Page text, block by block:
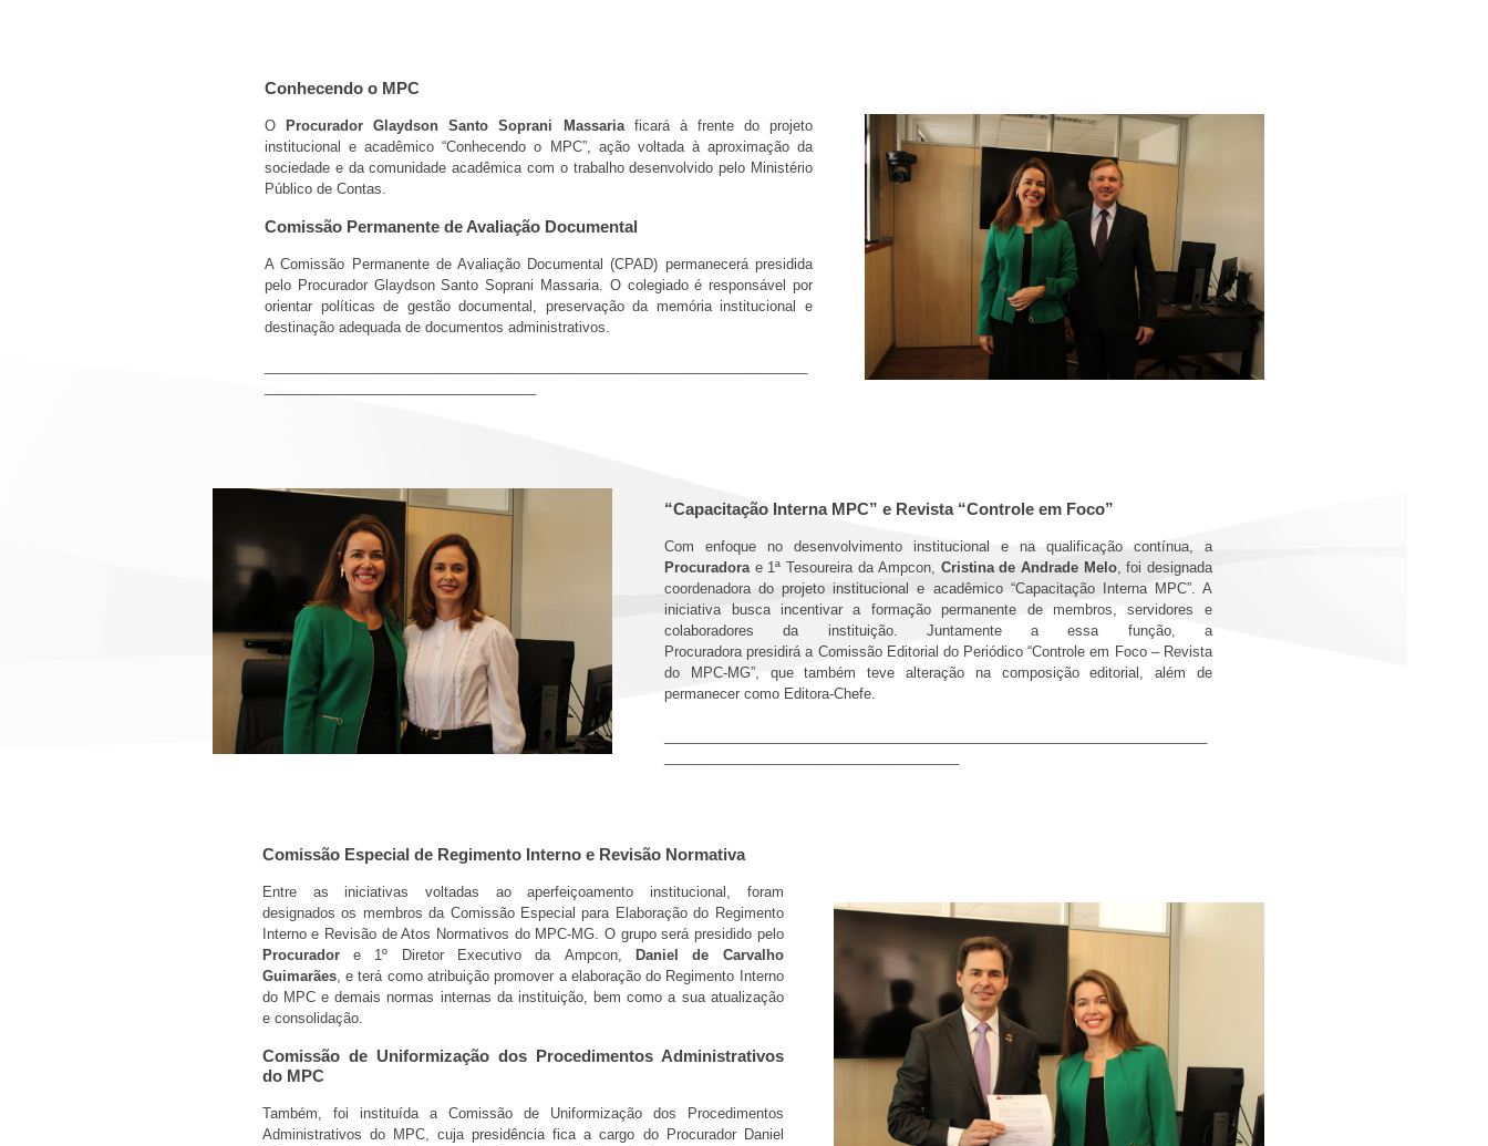
Conhecendo o MPC
O Procurador Glaydson Santo Soprani Massariaficará à frente do projeto
institucional e acadêmico “Conhecendo o MPC”, ação voltada à aproximação da
sociedade e da comunidade acadêmica com o trabalho desenvolvido pelo Ministério
Público de Contas.
Comissão Permanente de Avaliação Documental
A Comissão Permanente de Avaliação Documental (CPAD) permanecerá presidida
pelo Procurador Glaydson Santo Soprani Massaria. O colegiado é responsável por
orientar políticas de gestão documental, preservação da memória institucional e
destinação adequada de documentos administrativos.
“Capacitação Interna MPC” e Revista “Controle em Foco”
Com enfoque no desenvolvimento institucional e na qualificação contínua, a
Procuradora e 1ª Tesoureira da Ampcon, Cristina de Andrade Melo, foi designada
coordenadora do projeto institucional e acadêmico “Capacitação Interna MPC”. A
iniciativa busca incentivar a formação permanente de membros, servidores e
colaboradores da instituição. Juntamente a essa função, a
Procuradora presidirá a Comissão Editorial do Periódico “Controle em Foco – Revista
do MPC-MG”, que também teve alteração na composição editorial, além de
permanecer como Editora-Chefe.
Comissão Especial de Regimento Interno e Revisão Normativa
Entre as iniciativas voltadas ao aperfeiçoamento institucional, foram
designados os membros da Comissão Especial para Elaboração do Regimento
Interno e Revisão de Atos Normativos do MPC-MG. O grupo será presidido pelo
Procuradore 1º Diretor Executivo da Ampcon,
Daniel de Carvalho
Guimarães, e terá como atribuição promover a elaboração do Regimento Interno
do MPC e demais normas internas da instituição, bem como a sua atualização
e consolidação.
Comissão de Uniformização dos Procedimentos Administrativos
do MPC
Também, foi instituída a Comissão de Uniformização dos Procedimentos
Administrativos do MPC, cuja presidência fica a cargo do Procurador Daniel